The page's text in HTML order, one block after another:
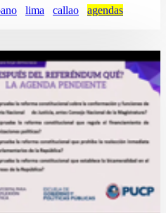
lima callao
agendas